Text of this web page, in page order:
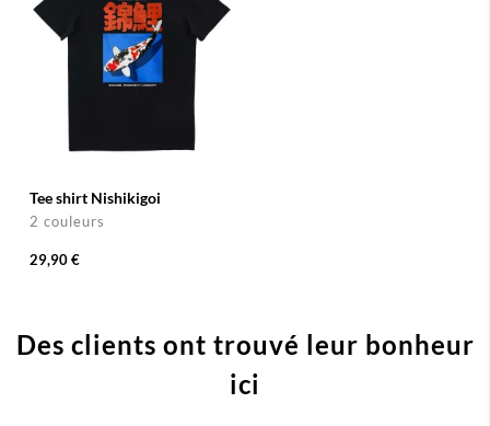
Tee shirt Nishikigoi
2 couleurs
29,90 €
Des clients ont trouvé leur bonheur
ici